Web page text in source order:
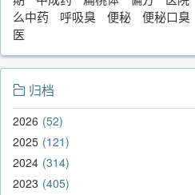
么中药
呼吸臭 便秘 便秘口臭
医
归档
2026 52
2025 121
2024 314
2023 405